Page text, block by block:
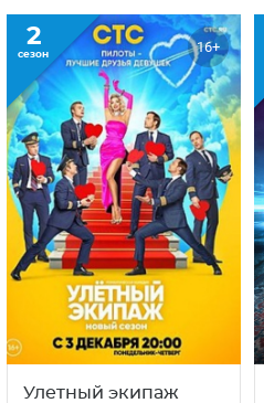
2
сезон 16+
Улетный экипаж